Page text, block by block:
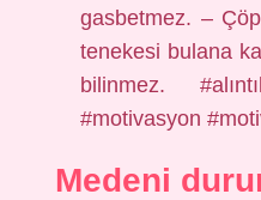
gasbetmez. –
tenekesi bulana
bilinmez.
#motivasyon
Medeni